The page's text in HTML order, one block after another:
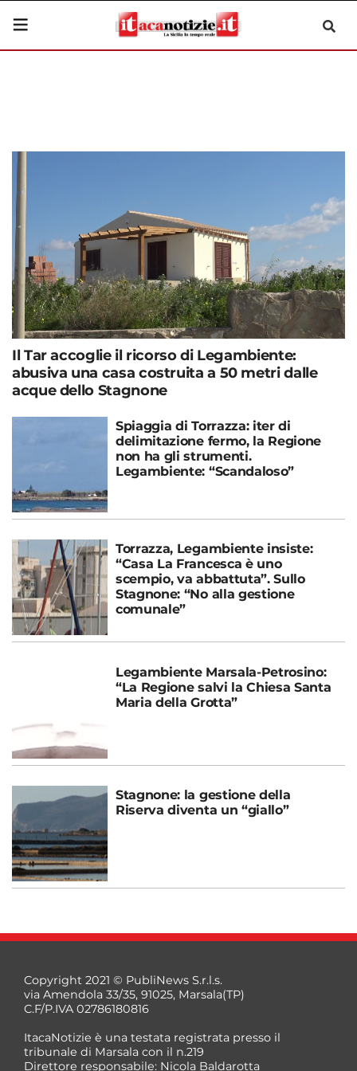
Il Tar accoglie il ricorso di Legambiente:
abusiva una casa costruita a 50 metri dalle
acque dello Stagnone
Spiaggia di Torrazza: iter di
delimitazione fermo, la Regione
non ha gli strumenti.
Legambiente: “Scandaloso”
Torrazza, Legambiente insiste:
“Casa La Francesca è uno
scempio, va abbattuta”. Sullo
Stagnone: “No alla gestione
comunale”
Legambiente Marsala-Petrosino:
“La Regione salvi la Chiesa Santa
Maria della Grotta”
Stagnone: la gestione della
Riserva diventa un “giallo”
Copyright 2021 © PubliNews S.r.l.s.
via Amendola 33/35, 91025, Marsala(TP)
C.F/P.IVA 02786180816
ItacaNotizie è una testata registrata presso il
tribunale di Marsala con il n.219
Direttore responsabile: Nicola Baldarotta